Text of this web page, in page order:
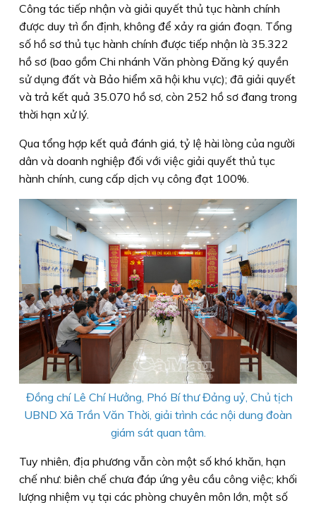
Công tác tiếp nhận và giải quyết thủ tục hành chính
được duy trì ổn định, không để xảy ra gián đoạn. Tổng
số hồ sơ thủ tục hành chính được tiếp nhận là 35.322
hồ sơ (bao gồm Chi nhánh Văn phòng Đăng ký quyền
sử dụng đất và Bảo hiểm xã hội khu vực); đã giải quyết
và trả kết quả 35.070 hồ sơ, còn 252 hồ sơ đang trong
thời hạn xử lý.
Qua tổng hợp kết quả đánh giá, tỷ lệ hài lòng của người
dân và doanh nghiệp đối với việc giải quyết thủ tục
hành chính, cung cấp dịch vụ công đạt 100%.
Đồng chí Lê Chí Hưởng, Phó Bí thư Đảng uỷ, Chủ tịch
UBND Xã Trần Văn Thời, giải trình các nội dung đoàn
giám sát quan tâm.
Tuy nhiên, địa phương vẫn còn một số khó khăn, hạn
chế như: biên chế chưa đáp ứng yêu cầu công việc; khối
lượng nhiệm vụ tại các phòng chuyên môn lớn, một số